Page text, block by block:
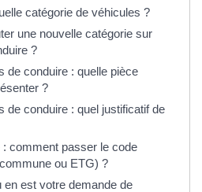
catégorie de véhicules ?
une nouvelle catégorie sur
?
de conduire : quelle pièce
?
de conduire : quel justificatif de
comment passer le code
ou ETG) ?
est votre demande de